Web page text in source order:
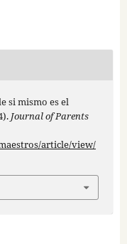
si mismo es el
Journal of Parents
article/view/